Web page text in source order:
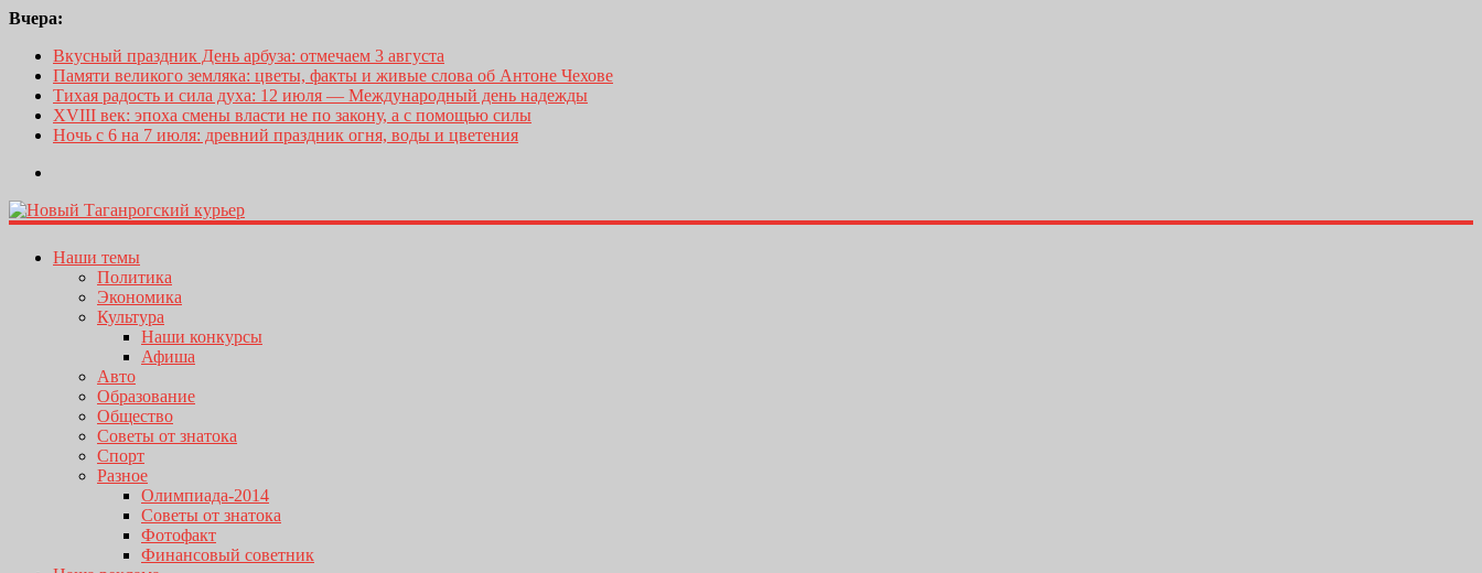
Вчера:
Вкусный праздник День арбуза: отмечаем 3 августа
Памяти великого земляка: цветы, факты и живые слова об Антоне Чехове
Тихая радость и сила духа: 12 июля — Международный день надежды
XVIII век: эпоха смены власти не по закону, а с помощью силы
Ночь с 6 на 7 июля: древний праздник огня, воды и цветения
Наши темы
Политика
Экономика
Культура
Наши конкурсы
Афиша
Авто
Образование
Общество
Советы от знатока
Спорт
Разное
Олимпиада-2014
Советы от знатока
Фотофакт
Финансовый советник